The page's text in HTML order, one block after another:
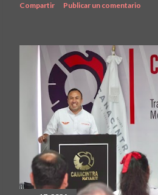
Compartir Publicar un comentario